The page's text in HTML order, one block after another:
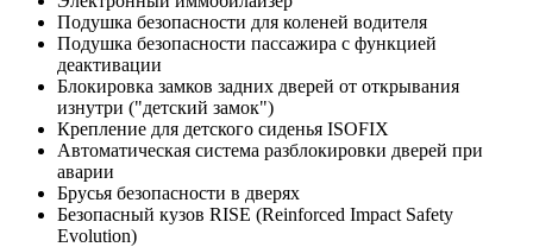
Подушка безопасности для коленей водителя
Подушка безопасности пассажира с функцией
деактивации
Блокировка замков задних дверей от открывания
изнутри ("детский замок")
Крепление для детского сиденья ISOFIX
Автоматическая система разблокировки дверей при
аварии
Брусья безопасности в дверях
Безопасный кузов RISE (Reinforced Impact Safety
Evolution)